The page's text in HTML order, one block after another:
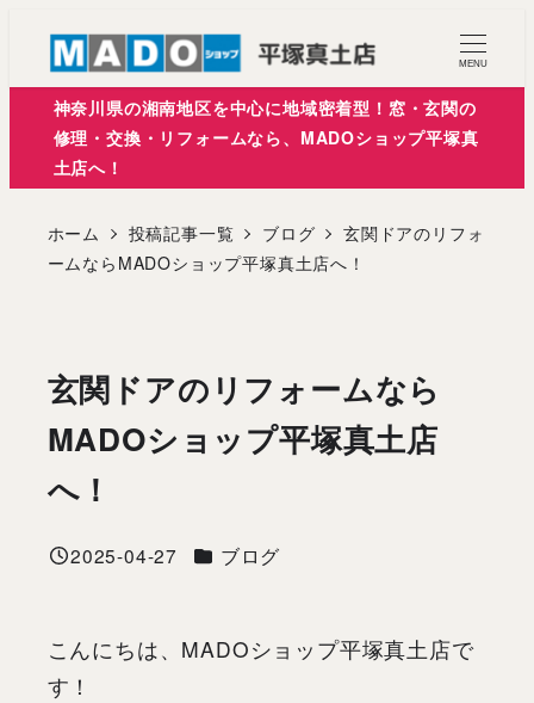
MENU
神奈川県の湘南地区を中心に地域密着型！窓・玄関の
修理・交換・リフォームなら、MADOショップ平塚真
土店へ！
ホーム 投稿記事一覧 ブログ
玄関ドアのリフォ
ームならMADOショップ平塚真土店へ！
玄関ドアのリフォームなら
MADOショップ平塚真土店
へ！
投稿日
2025-04-27 カテゴリー
ブログ
こんにちは、MADOショップ平塚真土店で
す！